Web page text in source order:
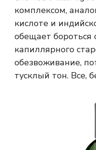
комплексом,
кислоте и
обещает бороться
капиллярного
обезвоживание,
тусклый тон. Все,